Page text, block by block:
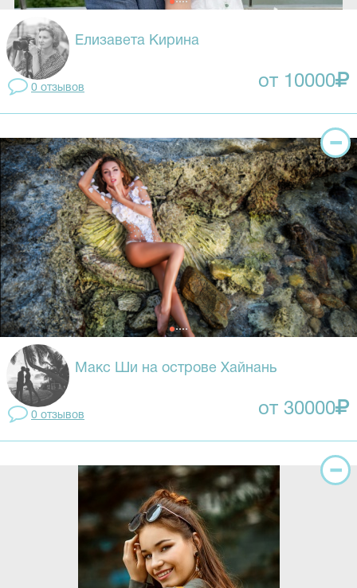
Елизавета Кирина
0 отзывов от 10000
Макс Ши на острове Хайнань
0 отзывов от 30000